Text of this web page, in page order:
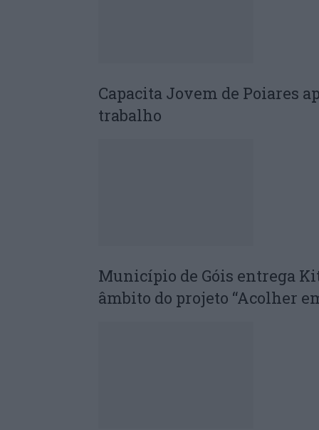
Capacita Jovem de Poiares
trabalho
Município de Góis entrega
âmbito do projeto “Acolher